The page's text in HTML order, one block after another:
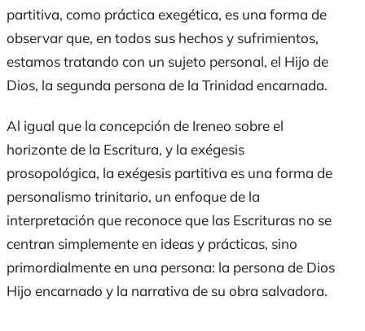
partitiva, como práctica exegética, es una forma de
observar que, en todos sus hechos y sufrimientos,
estamos tratando con un sujeto personal, el Hijo de
Dios, la segunda persona de la Trinidad encarnada.
Al igual que la concepción de Ireneo sobre el
horizonte de la Escritura, y la exégesis
prosopológica, la exégesis partitiva es una forma de
personalismo trinitario, un enfoque de la
interpretación que reconoce que las Escrituras no se
centran simplemente en ideas y prácticas, sino
primordialmente en una persona: la persona de Dios
Hijo encarnado y la narrativa de su obra salvadora.